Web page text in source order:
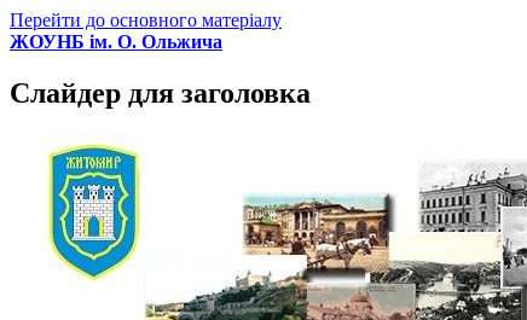
Перейти до основного матеріалу
ЖОУНБ ім. О. Ольжича
Слайдер для заголовка